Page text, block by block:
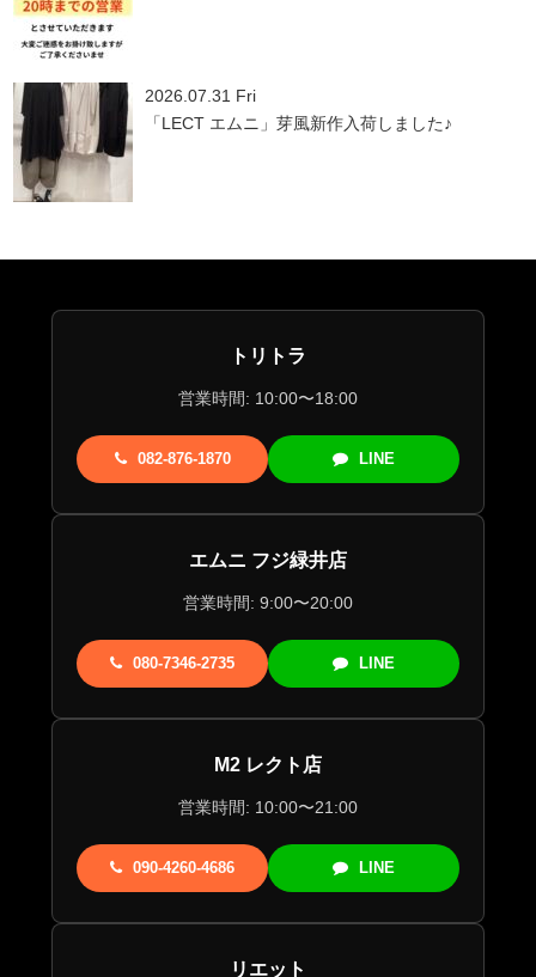
2026.07.31 Fri
「LECT エムニ」芽風新作入荷しました♪
トリトラ
営業時間: 10:00〜18:00
082-876-1870 LINE
エムニ フジ緑井店
営業時間: 9:00〜20:00
080-7346-2735 LINE
M2 レクト店
営業時間: 10:00〜21:00
090-4260-4686 LINE
リエット